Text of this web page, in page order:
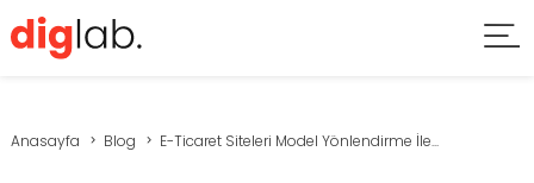
Anasayfa Blog E-Ticaret Siteleri Model Yönlendirme İle...